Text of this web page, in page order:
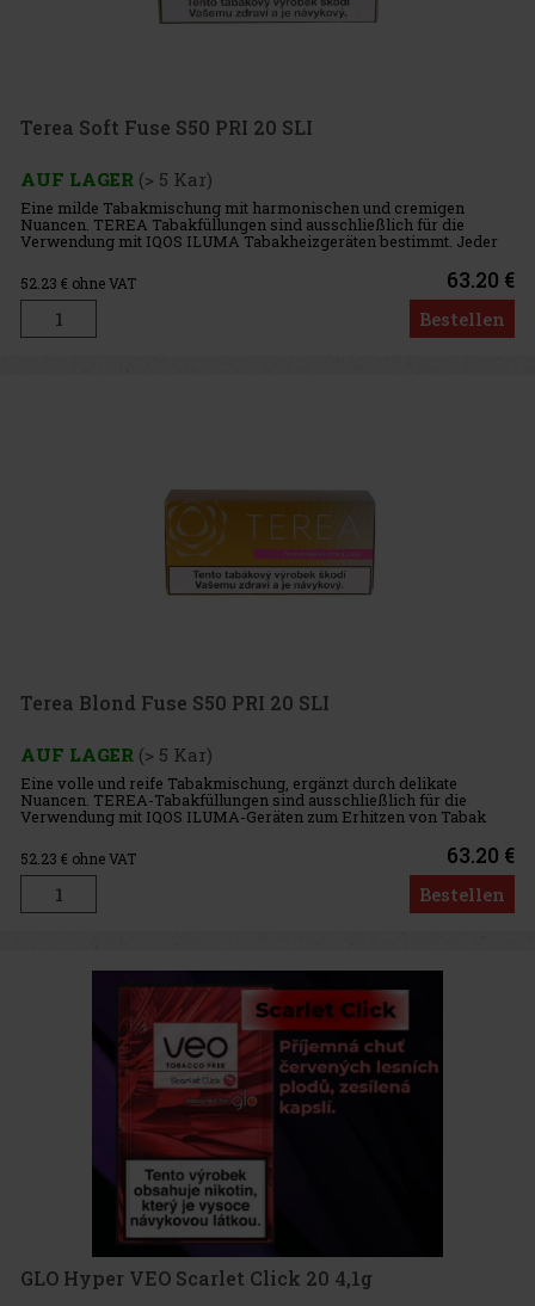
Terea Soft Fuse S50 PRI 20 SLI
AUF LAGER (> 5 Kar)
Eine milde Tabakmischung mit harmonischen und cremigen
Nuancen. TEREA Tabakfüllungen sind ausschließlich für die
Verwendung mit IQOS ILUMA Tabakheizgeräten bestimmt. Jeder
Karton enthält 10 TEREA-Packungen. Jede Packung enthält 20
Tabakfüllungen. In
52.23 € ohne VAT 63.20 €
Bestellen
Terea Blond Fuse S50 PRI 20 SLI
AUF LAGER (> 5 Kar)
Eine volle und reife Tabakmischung, ergänzt durch delikate
Nuancen. TEREA-Tabakfüllungen sind ausschließlich für die
Verwendung mit IQOS ILUMA-Geräten zum Erhitzen von Tabak
bestimmt. Jeder Karton enthält 10 TEREA-Packungen. Jede
Packung enthält 20 T
52.23 € ohne VAT 63.20 €
Bestellen
GLO Hyper VEO Scarlet Click 20 4,1g